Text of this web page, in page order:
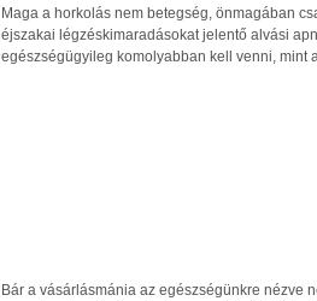
Maga a horkolás nem betegség, önmagában
éjszakai légzéskimaradásokat jelentő alvási
egészségügyileg komolyabban kell venni, mint
Bár a vásárlásmánia az egészségünkre nézve